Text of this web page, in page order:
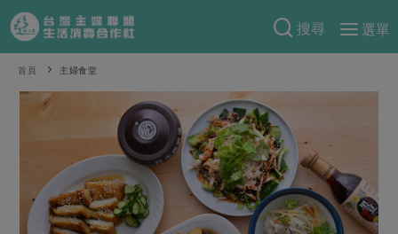
搜尋
選單
產品分類
當季蔬果
當令水果
蕈菇類
辛香料類
食譜料理
米食
麵食
預購活動
把最好的台灣味帶回家！
綠主張
首頁 主婦食堂